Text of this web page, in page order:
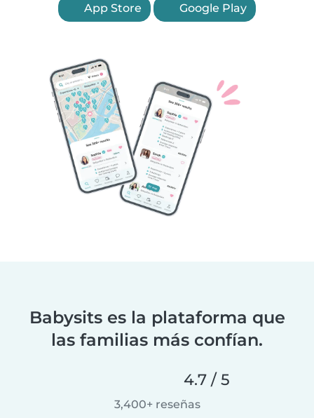
App Store Google Play
Babysits es la plataforma que
las familias más confían.
4.7 / 5
3,400+ reseñas